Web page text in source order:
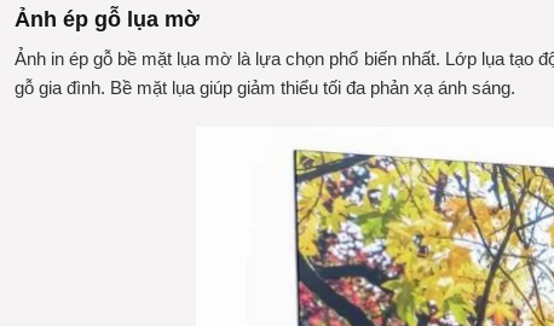
Ảnh ép gỗ lụa mờ
Ảnh in ép gỗ bề mặt lụa mờ là lựa chọn phổ biến nhất. Lớp lụa tạo
gỗ gia đình. Bề mặt lụa giúp giảm thiểu tối đa phản xạ ánh sáng.